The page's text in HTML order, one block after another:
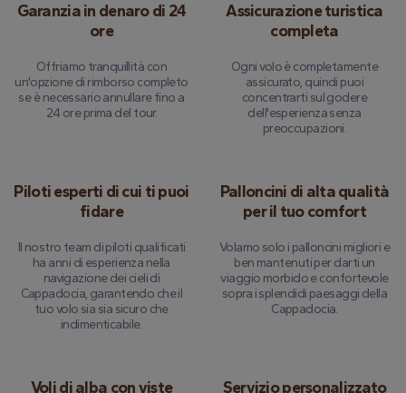
Garanzia in denaro di 24
ore
Offriamo tranquillità con
un'opzione di rimborso completo
se è necessario annullare fino a
24 ore prima del tour.
Assicurazione turistica
completa
Ogni volo è completamente
assicurato, quindi puoi
concentrarti sul godere
dell'esperienza senza
preoccupazioni.
Piloti esperti di cui ti puoi
fidare
Il nostro team di piloti qualificati
ha anni di esperienza nella
navigazione dei cieli di
Cappadocia, garantendo che il
tuo volo sia sia sicuro che
indimenticabile.
Palloncini di alta qualità
per il tuo comfort
Volamo solo i palloncini migliori e
ben mantenuti per darti un
viaggio morbido e confortevole
sopra i splendidi paesaggi della
Cappadocia.
Voli di alba con viste Servizio personalizzato